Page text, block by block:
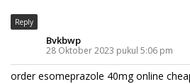
Reply
Bvkbwp
28 Oktober 2023 pukul 5:06 pm
order esomeprazole 40mg online